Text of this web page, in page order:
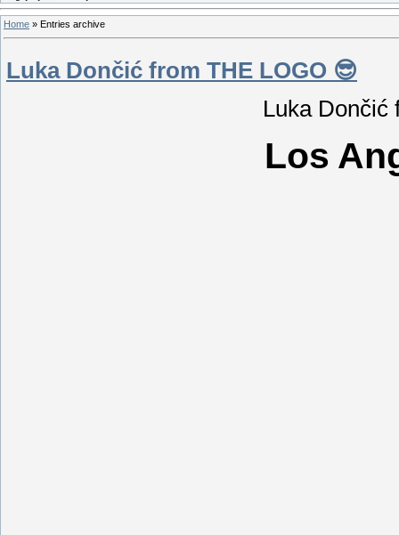
Home » Entries archive
Luka Dončić from THE LOGO 😎
Luka
Los